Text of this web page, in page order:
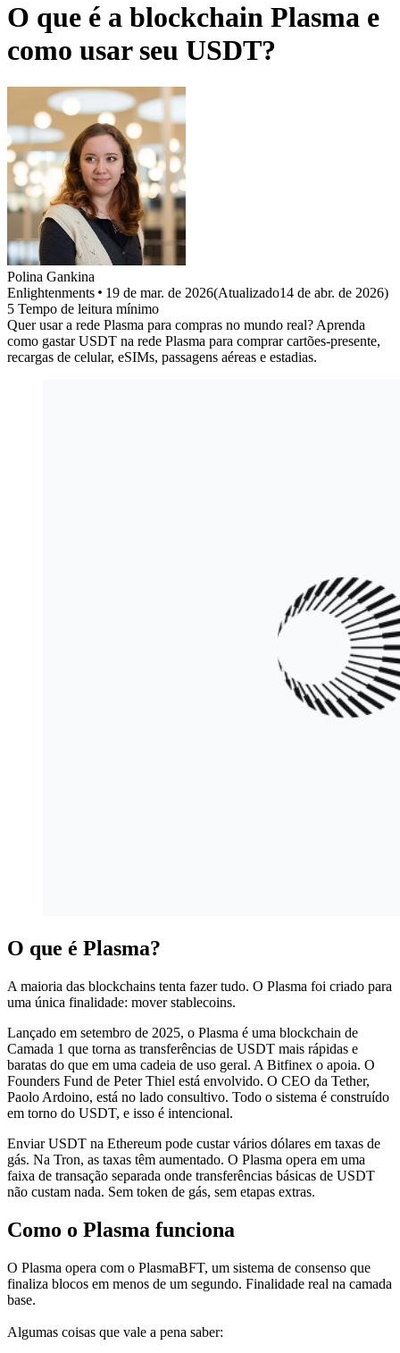
O que é a blockchain Plasma e
como usar seu USDT?
Polina Gankina
Enlightenments
19 de mar. de 2026(Atualizado14 de abr. de 2026)
5 Tempo de leitura mínimo
Quer usar a rede Plasma para compras no mundo real? Aprenda
como gastar USDT na rede Plasma para comprar cartões-presente,
recargas de celular, eSIMs, passagens aéreas e estadias.
O que é Plasma?
A maioria das blockchains tenta fazer tudo. O Plasma foi criado para
uma única finalidade: mover stablecoins.
Lançado em setembro de 2025, o Plasma é uma blockchain de
Camada 1 que torna as transferências de USDT mais rápidas e
baratas do que em uma cadeia de uso geral. A Bitfinex o apoia. O
Founders Fund de Peter Thiel está envolvido. O CEO da Tether,
Paolo Ardoino, está no lado consultivo. Todo o sistema é construído
em torno do USDT, e isso é intencional.
Enviar USDT na Ethereum pode custar vários dólares em taxas de
gás. Na Tron, as taxas têm aumentado. O Plasma opera em uma
faixa de transação separada onde transferências básicas de USDT
não custam nada. Sem token de gás, sem etapas extras.
Como o Plasma funciona
O Plasma opera com o PlasmaBFT, um sistema de consenso que
finaliza blocos em menos de um segundo. Finalidade real na camada
base.
Algumas coisas que vale a pena saber: